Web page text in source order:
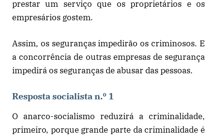
prestar um serviço que os proprietários e os
empresários gostem.
Assim, os seguranças impedirão os criminosos. E
a concorrência de outras empresas de segurança
impedirá os seguranças de abusar das pessoas.
Resposta socialista n.º 1
O anarco-socialismo reduzirá a criminalidade,
primeiro, porque grande parte da criminalidade é